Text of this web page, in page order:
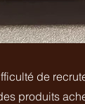
de
produits